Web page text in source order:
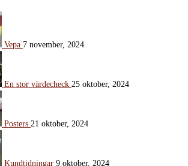
Vepa 7 november, 2024
En stor värdecheck 25 oktober, 2024
Posters 21 oktober, 2024
Kundtidningar 9 oktober, 2024